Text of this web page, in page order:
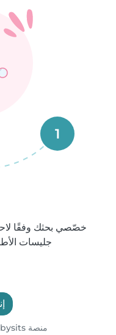
1
خصّصي بحثك وفقًا
جليسات
منصة Babysits مجانية لجليسات الأطفال!